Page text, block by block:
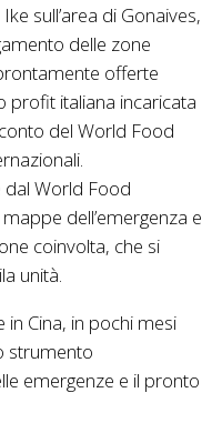
sull’area di Gonaives,
delle zone
offerte
profit italiana incaricata
del World Food
dal World Food
dell’emergenza e
coinvolta, che si
unità.
in Cina, in pochi mesi
strumento
emergenze e il pronto